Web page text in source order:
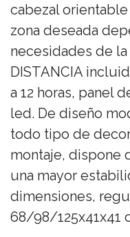
cabezal
zona deseada
necesidades de la
DISTANCIA
a 12 horas, panel
led. De diseño
todo tipo de
montaje, dispone
una mayor
dimensiones,
68/98/125x41x41